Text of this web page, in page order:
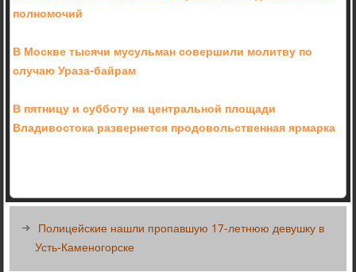
полномочий
В Москве тысячи мусульман совершили молитву по
случаю Ураза-байрам
В пятницу и субботу на центральной площади
Владивостока развернется продовольственная ярмарка
Полицейские нашли пропавшую 17-летнюю девушку в
Усть-Каменогорске